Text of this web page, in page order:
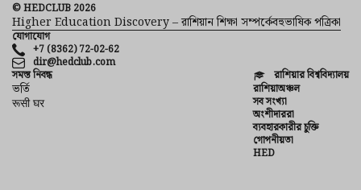
© HEDCLUB 2026
Higher Education Discovery – রাশিয়ান শিক্ষা সম্পর্কেবহুভাষিক পত্রিকা
যোগাযোগ
+7 (8362) 72-02-62
dir@hedclub.com
সমস্ত নিবন্ধ
ভর্তি
रूसी घर
রাশিয়ার বিশ্ববিদ্যালয়
রাশিয়াঅঞ্চল
সব সংখ্যা
অংশীদাররা
ব্যবহারকারীর চুক্তি
গোপনীয়তা
HED